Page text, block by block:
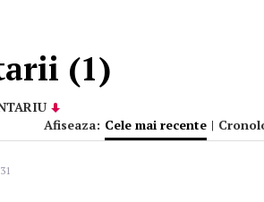
(1)
Afiseaza: Cele mai recente |